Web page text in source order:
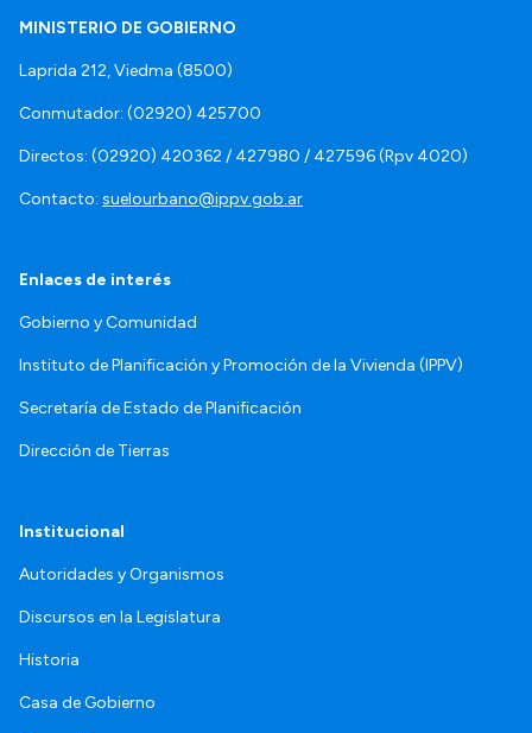
MINISTERIO DE GOBIERNO
Laprida 212, Viedma (8500)
Conmutador: (02920) 425700
Directos: (02920) 420362 / 427980 / 427596 (Rpv 4020)
Contacto: suelourbano@ippv.gob.ar
Enlaces de interés
Gobierno y Comunidad
Instituto de Planificación y Promoción de la Vivienda (IPPV)
Secretaría de Estado de Planificación
Dirección de Tierras
Institucional
Autoridades y Organismos
Discursos en la Legislatura
Historia
Casa de Gobierno